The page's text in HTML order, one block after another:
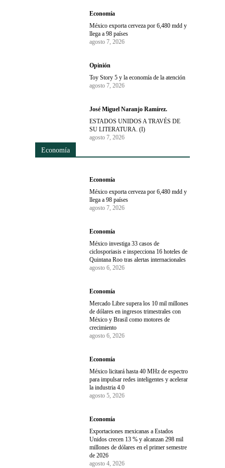
Economía
México exporta cerveza por 6,480 mdd y
llega a 98 países
agosto 7, 2026
Opinión
Toy Story 5 y la economía de la atención
agosto 7, 2026
José Miguel Naranjo Ramírez.
ESTADOS UNIDOS A TRAVÉS DE
SU LITERATURA. (I)
agosto 7, 2026
Economía
Economía
México exporta cerveza por 6,480 mdd y
llega a 98 países
agosto 7, 2026
Economía
México investiga 33 casos de
ciclosporiasis e inspecciona 16 hoteles de
Quintana Roo tras alertas internacionales
agosto 6, 2026
Economía
Mercado Libre supera los 10 mil millones
de dólares en ingresos trimestrales con
México y Brasil como motores de
crecimiento
agosto 6, 2026
Economía
México licitará hasta 40 MHz de espectro
para impulsar redes inteligentes y acelerar
la industria 4.0
agosto 5, 2026
Economía
Exportaciones mexicanas a Estados
Unidos crecen 13 % y alcanzan 298 mil
millones de dólares en el primer semestre
de 2026
agosto 4, 2026